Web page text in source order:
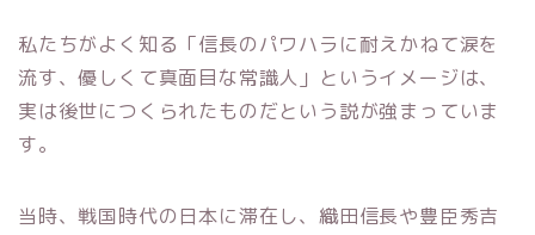
私たちがよく知る「信長のパワハラに耐えかねて涙を
流す、優しくて真面目な常識人」というイメージは、
実は後世につくられたものだという説が強まっていま
す。
当時、戦国時代の日本に滞在し、織田信長や豊臣秀吉